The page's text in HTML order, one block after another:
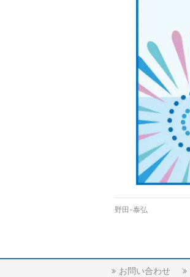
野田-泰弘
お問い合わせ